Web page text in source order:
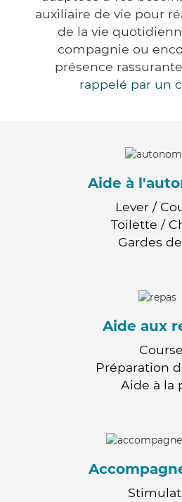
auxiliaire de vie pour
de la vie
compagnie ou
présence
rappelé par un
Aide à
Lever /
Toilette /
Gardes
Aide aux
Préparation
Aide à la